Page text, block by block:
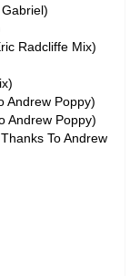
Radcliffe Mix)
Andrew Poppy)
Andrew Poppy)
To Andrew